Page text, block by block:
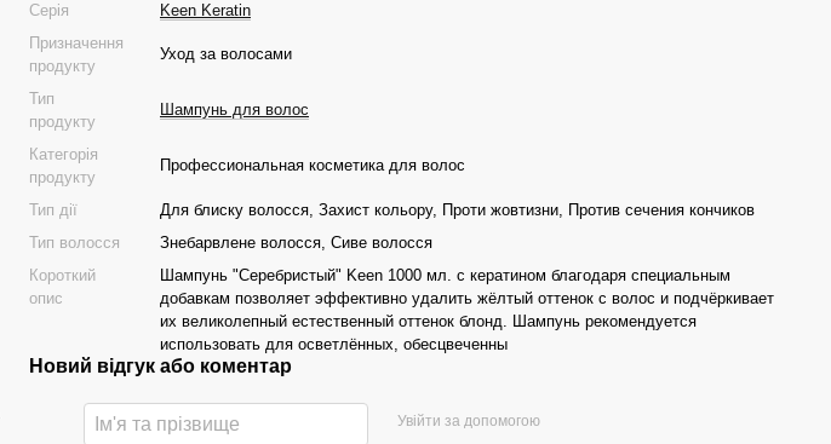
Серія
Keen Keratin
Призначення
продукту
Уход за волосами
Тип
продукту
Шампунь для волос
Категорія
продукту
Профессиональная косметика для волос
Тип дії
Для блиску волосся, Захист кольору, Проти жовтизни, Против сечения кончиков
Тип волосся
Знебарвлене волосся, Сиве волосся
Короткий
опис
Шампунь "Серебристый" Keen 1000 мл. с кератином благодаря специальным
добавкам позволяет эффективно удалить жёлтый оттенок с волос и подчёркивает
их великолепный естественный оттенок блонд. Шампунь рекомендуется
использовать для осветлённых, обесцвеченны
Новий відгук або коментар
Увійти за допомогою